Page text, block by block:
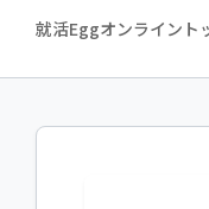
就活Eggオンライント